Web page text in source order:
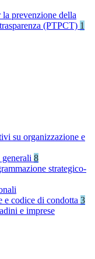
prevenzione della
(PTPCT) 1
su organizzazione e
8
strategico-
e codice di condotta 3
e imprese